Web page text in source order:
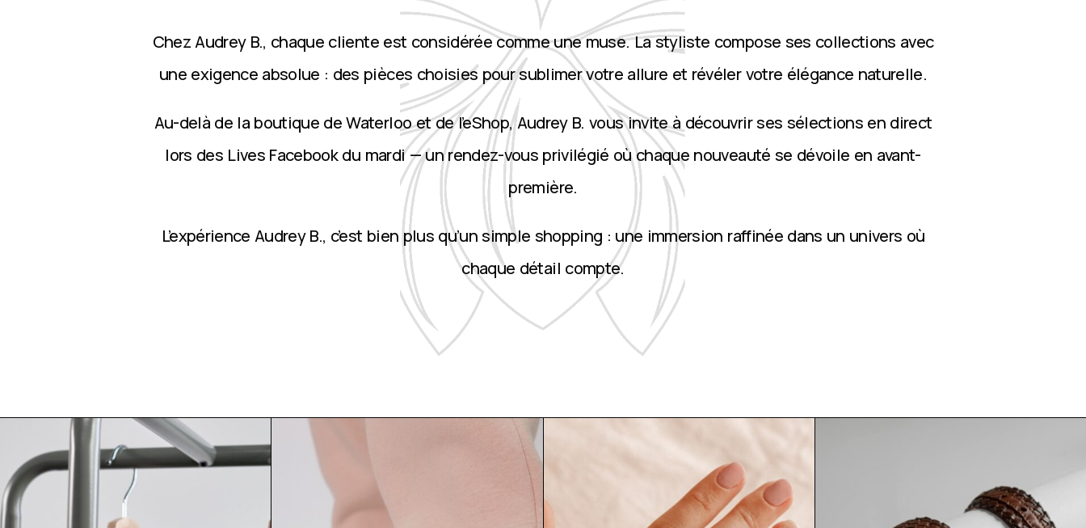
Chez Audrey B., chaque cliente est considérée comme une muse. La styliste compose ses collections avec
une exigence absolue : des pièces choisies pour sublimer votre allure et révéler votre élégance naturelle.
Au-delà de la boutique de Waterloo et de l’eShop, Audrey B. vous invite à découvrir ses sélections en direct
lors des Lives Facebook du mardi — un rendez-vous privilégié où chaque nouveauté se dévoile en avant-
première.
L’expérience Audrey B., c’est bien plus qu’un simple shopping : une immersion raffinée dans un univers où
chaque détail compte.